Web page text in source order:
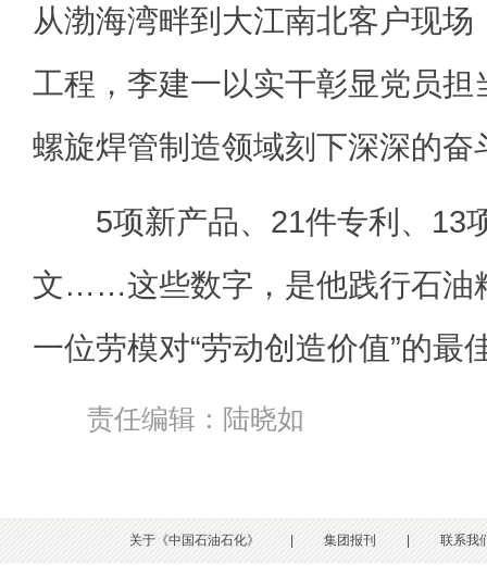
从渤海湾畔到大江南北客户现
工程，李建一以实干彰显党员担
螺旋焊管制造领域刻下深深的奋
5项新产品、21件专利、13
文……这些数字，是他践行石油
一位劳模对“劳动创造价值”的最
责任编辑：陆晓如
关于《中国石油石化》 | 集团报刊 | 联系我